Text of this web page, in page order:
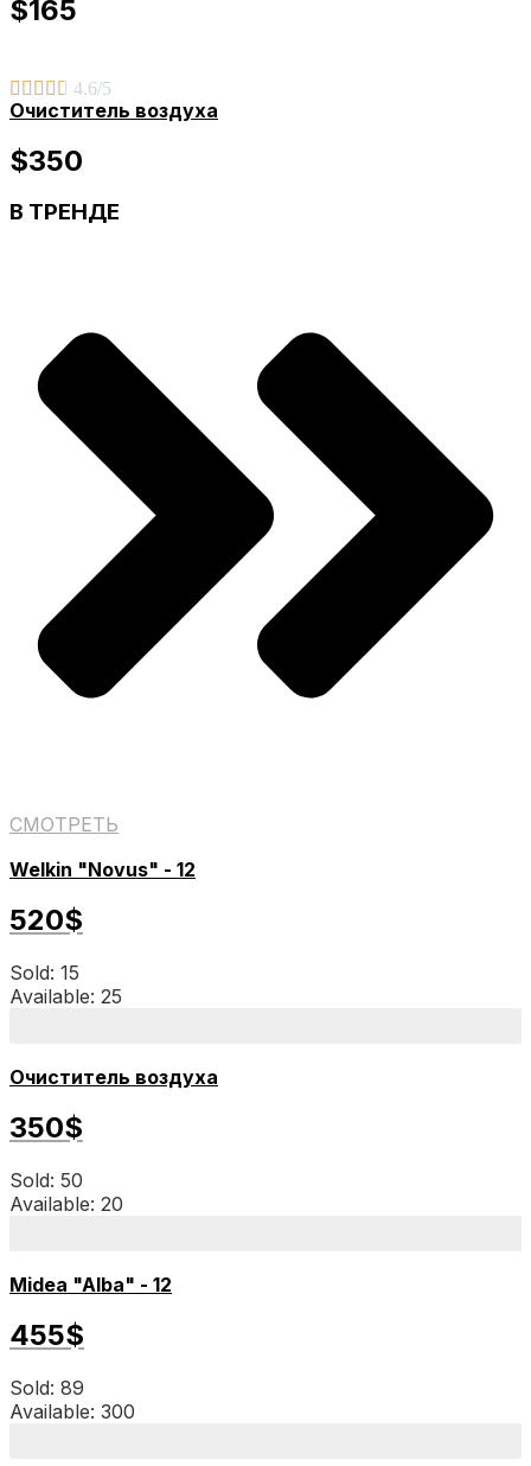
$165
     4.6/5
Очиститель воздуха
$350
В ТРЕНДЕ
СМОТРЕТЬ
Welkin "Novus" - 12
520$
Sold: 15
Available: 25
Очиститель воздуха
350$
Sold: 50
Available: 20
Midea "Alba" - 12
455$
Sold: 89
Available: 300